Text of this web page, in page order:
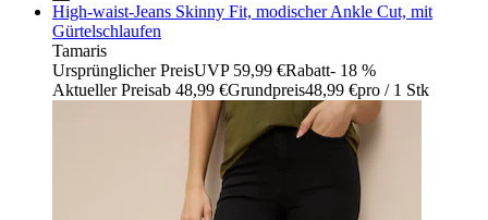
High-waist-Jeans Skinny Fit, modischer Ankle Cut, mit
Gürtelschlaufen
Tamaris
Ursprünglicher PreisUVP 59,99 €Rabatt- 18 %
Aktueller Preisab 48,99 €Grundpreis48,99 €pro / 1 Stk